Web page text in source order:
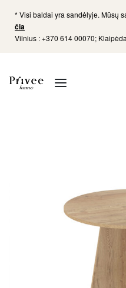
* Visi baldai yra sandėlyje. Mūsų
čia
Vilnius : +370 614 00070;